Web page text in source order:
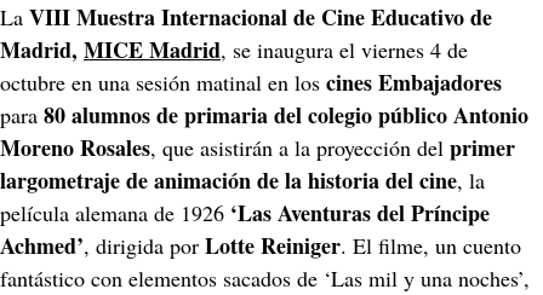
La VIII Muestra Internacional de Cine Educativo de
Madrid, MICE Madrid, se inaugura el viernes 4 de
octubre en una sesión matinal en los cines Embajadores
para 80 alumnos de primaria del colegio público Antonio
Moreno Rosales, que asistirán a la proyección del primer
largometraje de animación de la historia del cine, la
película alemana de 1926 ‘Las Aventuras del Príncipe
Achmed’, dirigida por Lotte Reiniger. El filme, un cuento
fantástico con elementos sacados de ‘Las mil y una noches’,